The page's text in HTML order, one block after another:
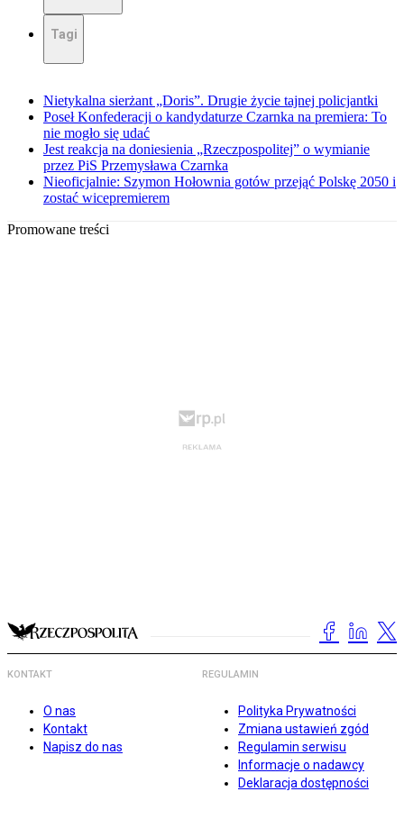
Tagi
Nietykalna sierżant „Doris”. Drugie życie tajnej policjantki
Poseł Konfederacji o kandydaturze Czarnka na premiera: To
nie mogło się udać
Jest reakcja na doniesienia „Rzeczpospolitej” o wymianie
przez PiS Przemysława Czarnka
Nieoficjalnie: Szymon Hołownia gotów przejąć Polskę 2050 i
zostać wicepremierem
Promowane treści
KONTAKT
O nas
Kontakt
Napisz do nas
REGULAMIN
Polityka Prywatności
Zmiana ustawień zgód
Regulamin serwisu
Informacje o nadawcy
Deklaracja dostępności